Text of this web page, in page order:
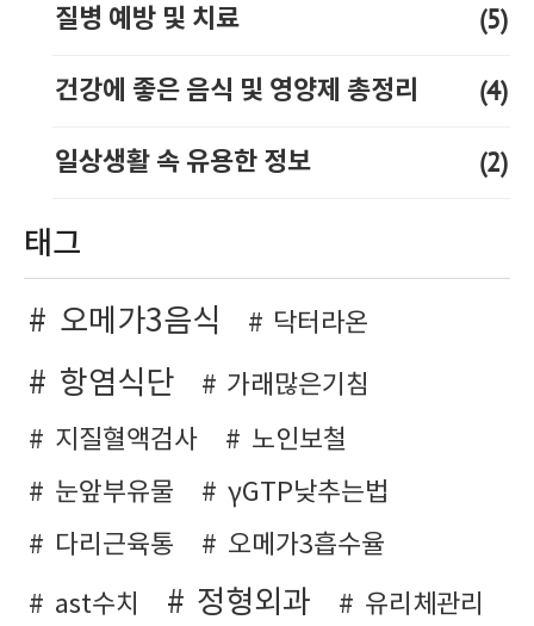
질병 예방 및 치료 (5)
건강에 좋은 음식 및 영양제 총정리 (4)
일상생활 속 유용한 정보 (2)
태그
오메가3음식 닥터라온
항염식단
가래많은기침
지질혈액검사
노인보철
눈앞부유물
γGTP낮추는법
다리근육통
오메가3흡수율
ast수치
정형외과 유리체관리